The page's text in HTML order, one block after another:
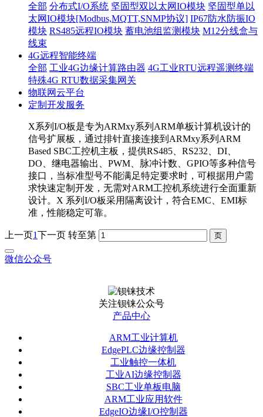
全部 分布式I/O系统 坚固型双以太网IO模块 坚固型单以
太网IO模块[Modbus,MQTT,SNMP协议] IP67防水防振IO
模块 RS485远程IO模块 蓄电池组监测模块 M12分线盒与
线束
4G远程智能终端
全部 工业4G边缘计算路由器 4G工业RTU远程遥测终端
特殊4G RTU数据采集网关
物联网云平台
定制开发服务
X系列I/O板是专为ARMxy系列ARM单板计算机设计的
信号扩展板，通过排针直接连接到ARMxy系列ARM
Based SBC工控机主板，提供RS485、RS232、DI、
DO、继电器输出、PWM、脉冲计数、GPIO等多种信号
接口，当标准型号不能满足特定要求时，可根据用户需
求快速定制开发，无需对ARM工控机系统进行全面重新
设计。X 系列I/O板采用隔离设计，符合EMC、EMI标
准，性能稳定可靠。
上一页1下一页 转至第
微信公众号
关注钡铼公众号
产品中心
ARM工业计算机
EdgePLC边缘控制器
工业触控一体机
工业AI边缘控制器
SBC工业单板电脑
ARM工业应用软件
EdgeIO边缘I/O控制器